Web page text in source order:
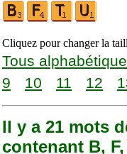
Cliquez pour changer la
Tous alphabétique
9
10 11 12
Il y a 21 mots
contenant B,